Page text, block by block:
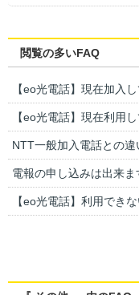
閲覧の多いFAQ
【eo光電話】現在加入し
【eo光電話】現在利用し
NTT一般加入電話との違
電報の申し込みは出来ま
【eo光電話】利用できな